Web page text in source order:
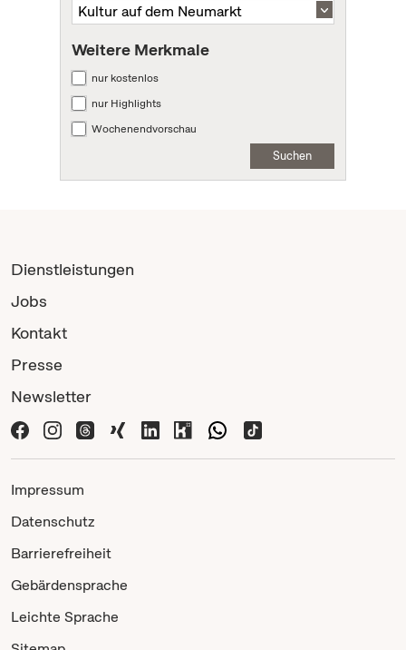
Weitere Merkmale
nur kostenlos
nur Highlights
Wochenendvorschau
Suchen
Dienstleistungen
Jobs
Kontakt
Presse
Newsletter
Impressum
Datenschutz
Barrierefreiheit
Gebärdensprache
Leichte Sprache